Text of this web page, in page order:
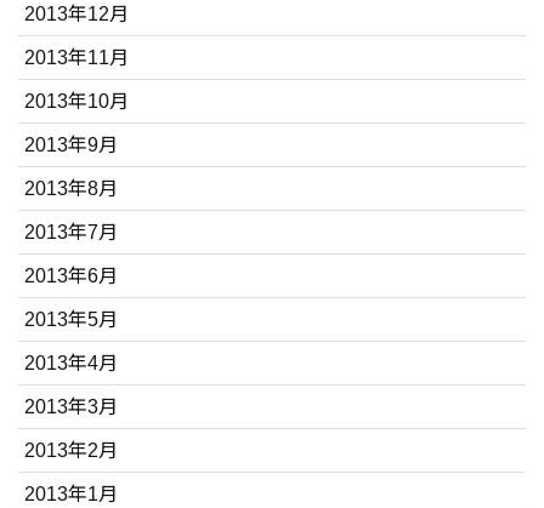
2013年12月
2013年11月
2013年10月
2013年9月
2013年8月
2013年7月
2013年6月
2013年5月
2013年4月
2013年3月
2013年2月
2013年1月